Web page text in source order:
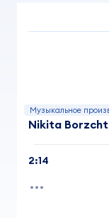
Музыкальное
Nikita
2:14